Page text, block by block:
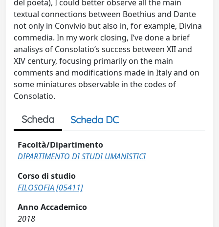
del poeta), I could better observe all the main
textual connections between Boethius and Dante
not only in Convivio but also in, for example, Divina
commedia. In my work closing, I’ve done a brief
analisys of Consolatio’s success between XII and
XIV century, focusing primarily on the main
comments and modifications made in Italy and on
some miniatures observable in the codes of
Consolatio.
Scheda Scheda DC
Facoltà/Dipartimento
DIPARTIMENTO DI STUDI UMANISTICI
Corso di studio
FILOSOFIA [05411]
Anno Accademico
2018